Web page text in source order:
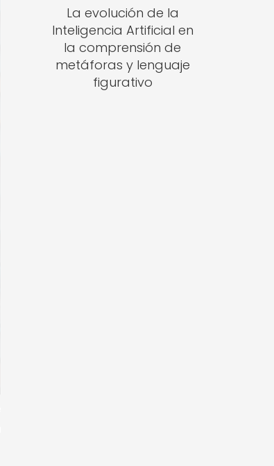
La evolución de la
Inteligencia Artificial en
la comprensión de
metáforas y lenguaje
figurativo